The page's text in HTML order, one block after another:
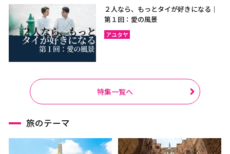
２人なら、もっとタイが好きになる｜
第１回：愛の風景
アユタヤ
特集一覧へ
旅のテーマ